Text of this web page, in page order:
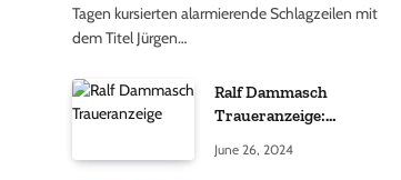
Tagen kursierten alarmierende Schlagzeilen mit
dem Titel Jürgen…
Ralf Dammasch
Traueranzeige:
Informationen
June 26, 2024